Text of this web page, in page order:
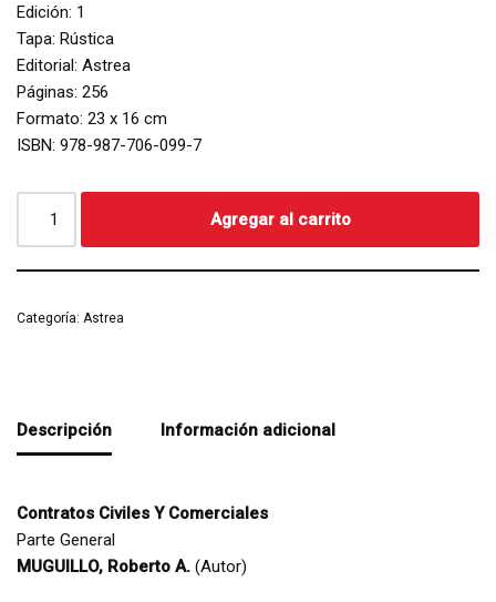
Edición: 1
Tapa: Rústica
Editorial: Astrea
Páginas: 256
Formato: 23 x 16 cm
ISBN: 978-987-706-099-7
Agregar al carrito
Categoría: Astrea
Descripción Información adicional
Contratos Civiles Y Comerciales
Parte General
MUGUILLO, Roberto A. (Autor)